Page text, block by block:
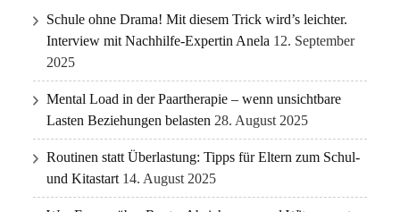
Schule ohne Drama! Mit diesem Trick wird’s leichter.
Interview mit Nachhilfe-Expertin Anela 12. September
2025
Mental Load in der Paartherapie – wenn unsichtbare
Lasten Beziehungen belasten 28. August 2025
Routinen statt Überlastung: Tipps für Eltern zum Schul-
und Kitastart 14. August 2025